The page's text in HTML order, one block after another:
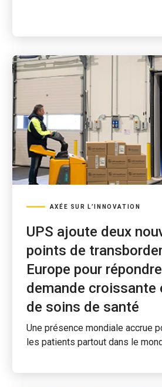
AXÉE SUR L’INNOVATION
UPS ajoute deux
points de
Europe pour
demande croissante
de soins de santé
Une présence mondiale accrue
les patients partout dans le